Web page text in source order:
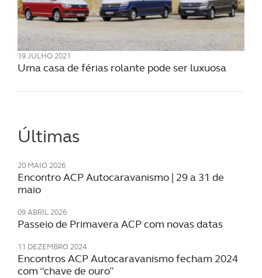
19 JULHO 2021
Uma casa de férias rolante pode ser luxuosa
Últimas
20 MAIO 2026
Encontro ACP Autocaravanismo | 29 a 31 de
maio
09 ABRIL 2026
Passeio de Primavera ACP com novas datas
11 DEZEMBRO 2024
Encontros ACP Autocaravanismo fecham 2024
com “chave de ouro”